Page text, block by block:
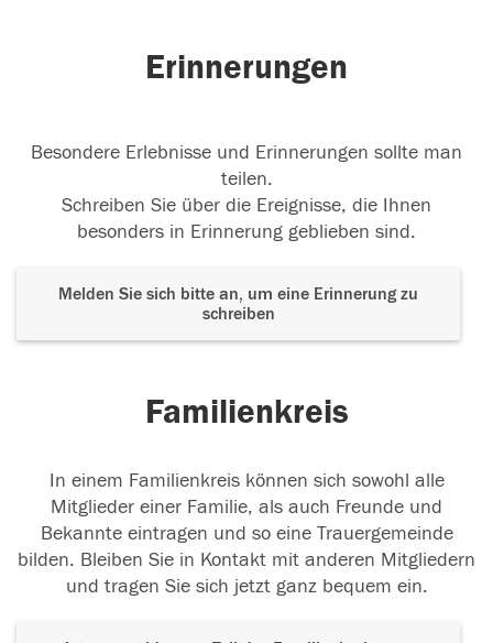
Erinnerungen
Besondere Erlebnisse und Erinnerungen sollte man
teilen.
Schreiben Sie über die Ereignisse, die Ihnen
besonders in Erinnerung geblieben sind.
Melden Sie sich bitte an, um eine Erinnerung zu
schreiben
Familienkreis
In einem Familienkreis können sich sowohl alle
Mitglieder einer Familie, als auch Freunde und
Bekannte eintragen und so eine Trauergemeinde
bilden. Bleiben Sie in Kontakt mit anderen Mitgliedern
und tragen Sie sich jetzt ganz bequem ein.